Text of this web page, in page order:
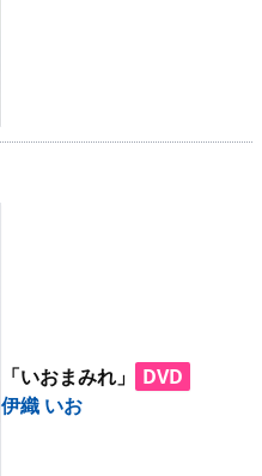
「いおまみれ」
DVD
伊織 いお